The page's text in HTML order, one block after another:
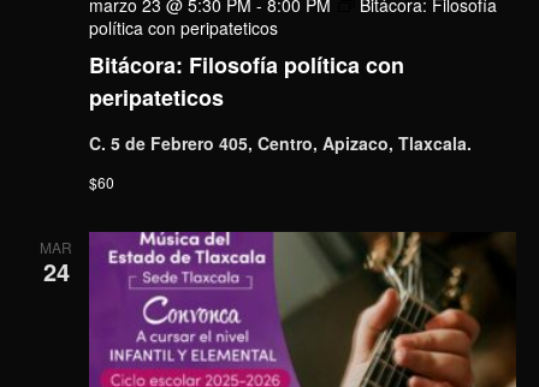
Bitácora: Filosofía política con
peripateticos
marzo 23 @ 5:30 PM - 8:00 PM
Bitácora: Filosofía
política con peripateticos
C. 5 de Febrero 405, Centro, Apizaco, Tlaxcala.
$60
MAR
24